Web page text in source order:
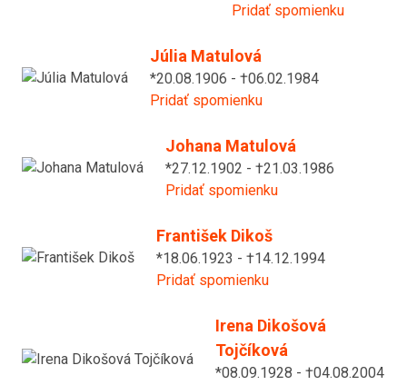
Pridať spomienku
Júlia Matulová
*20.08.1906 - †06.02.1984
Pridať spomienku
Johana Matulová
*27.12.1902 - †21.03.1986
Pridať spomienku
František Dikoš
*18.06.1923 - †14.12.1994
Pridať spomienku
Irena Dikošová
Tojčíková
*08.09.1928 - †04.08.2004